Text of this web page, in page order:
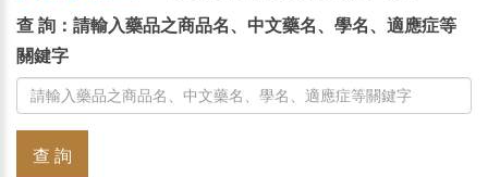
查 詢：請輸入藥品之商品名、中文藥名、學名、適應症等
關鍵字
查 詢